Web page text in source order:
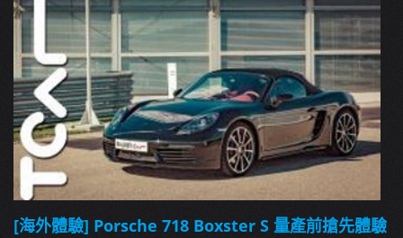
[海外體驗] Porsche 718 Boxster S 量產前搶先體驗